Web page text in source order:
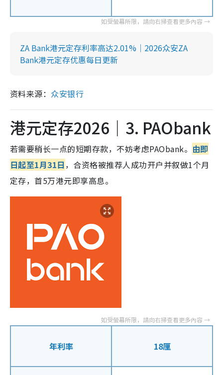
ZA Bank港元定存利率高达2.01%｜2026众安ZA
Bank港元定存优惠每日更新
资料来源： 众安银行
港元定存2026｜3. PAObank
若需要稍长一点的短期存款，不妨考虑PAObank。 由即
日起至1月31日 ，合资格被推荐人成功开户并叙做1个月
定存，首5万港元即享高息。
年利率 18厘